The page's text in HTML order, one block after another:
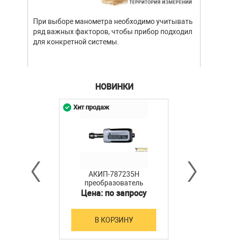
При выборе манометра необходимо учитывать
ряд важных факторов, чтобы прибор подходил
для конкретной системы.
НОВИНКИ
АКИП-787235H
преобразователь
мощности
Цена: по запросу
В КОРЗИНУ
Хит продаж